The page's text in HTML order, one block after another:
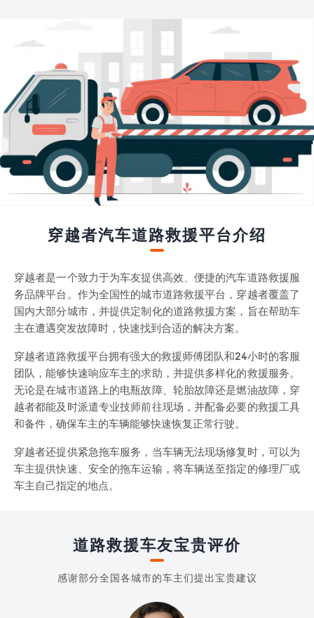
穿越者汽车道路救援平台介绍
穿越者是一个致力于为车友提供高效、便捷的汽车道路救援服
务品牌平台。作为全国性的城市道路救援平台，穿越者覆盖了
国内大部分城市，并提供定制化的道路救援方案，旨在帮助车
主在遭遇突发故障时，快速找到合适的解决方案。
穿越者道路救援平台拥有强大的救援师傅团队和24小时的客服
团队，能够快速响应车主的求助，并提供多样化的救援服务。
无论是在城市道路上的电瓶故障、轮胎故障还是燃油故障，穿
越者都能及时派遣专业技师前往现场，并配备必要的救援工具
和备件，确保车主的车辆能够快速恢复正常行驶。
穿越者还提供紧急拖车服务，当车辆无法现场修复时，可以为
车主提供快速、安全的拖车运输，将车辆送至指定的修理厂或
车主自己指定的地点。
道路救援车友宝贵评价
感谢部分全国各城市的车主们提出宝贵建议